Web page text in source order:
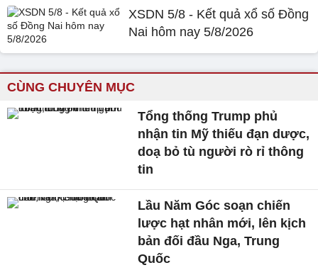
XSDN 5/8 - Kết quả xổ số Đồng
Nai hôm nay 5/8/2026
CÙNG CHUYÊN MỤC
Tổng thống Trump phủ
nhận tin Mỹ thiếu đạn dược,
doạ bỏ tù người rò rỉ thông
tin
Lầu Năm Góc soạn chiến
lược hạt nhân mới, lên kịch
bản đối đầu Nga, Trung
Quốc